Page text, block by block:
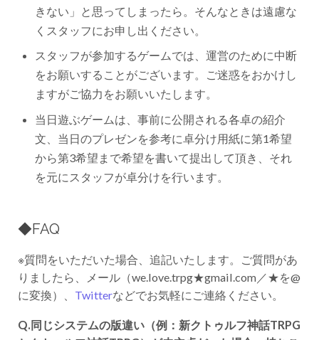
きない」と思ってしまったら。そんなときは遠慮な
くスタッフにお申し出ください。
スタッフが参加するゲームでは、運営のために中断
をお願いすることがございます。ご迷惑をおかけし
ますがご協力をお願いいたします。
当日遊ぶゲームは、事前に公開される各卓の紹介
文、当日のプレゼンを参考に卓分け用紙に第1希望
から第3希望まで希望を書いて提出して頂き、それ
を元にスタッフが卓分けを行います。
◆FAQ
※質問をいただいた場合、追記いたします。ご質問があ
りましたら、メール（we.love.trpg★gmail.com／★を@
に変換）、 Twitterなどでお気軽にご連絡ください。
Q.同じシステムの版違い（例：新クトゥルフ神話TRPG